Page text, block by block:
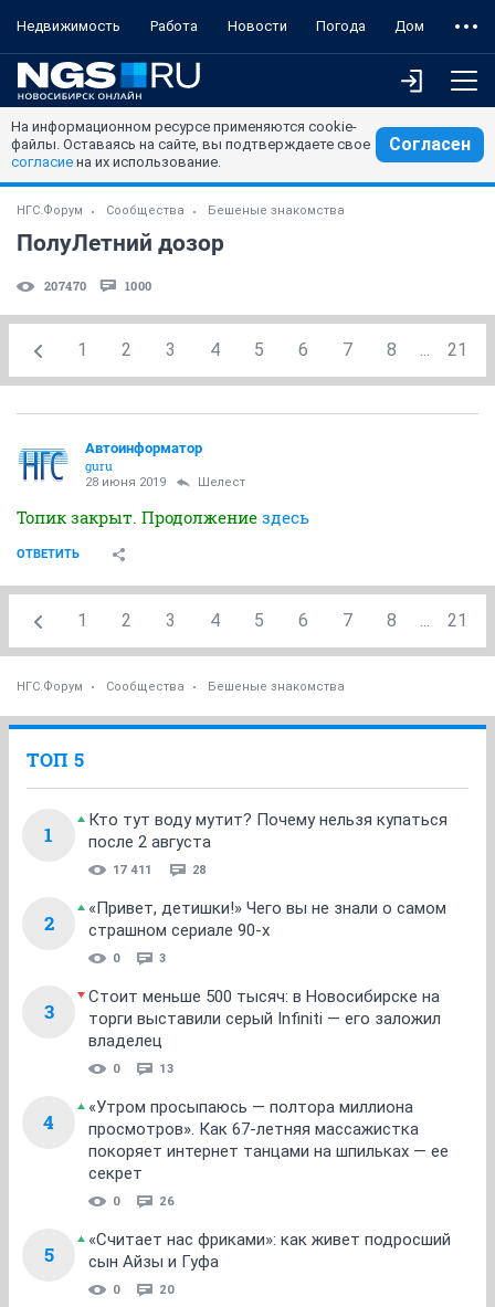
Недвижимость Работа Новости Погода Дом
На информационном ресурсе применяются cookie-
файлы. Оставаясь на сайте, вы подтверждаете свое
согласие на их использование.
Согласен
НГС.Форум Сообщества Бешеные знакомства
ПолуЛетний дозор
207470 1000
1 2 3 4 5 6 7 8 ... 21
Автоинформатор
guru
28 июня 2019 Шелест
Топик закрыт. Продолжение здесь
ОТВЕТИТЬ
1 2 3 4 5 6 7 8 ... 21
НГС.Форум Сообщества Бешеные знакомства
ТОП 5
1
Кто тут воду мутит? Почему нельзя купаться
после 2 августа
17 411 28
2
«Привет, детишки!» Чего вы не знали о самом
страшном сериале 90-х
0 3
3
Стоит меньше 500 тысяч: в Новосибирске на
торги выставили серый Infiniti — его заложил
владелец
0 13
4
«Утром просыпаюсь — полтора миллиона
просмотров». Как 67-летняя массажистка
покоряет интернет танцами на шпильках — ее
секрет
0 26
5
«Считает нас фриками»: как живет подросший
сын Айзы и Гуфа
0 20